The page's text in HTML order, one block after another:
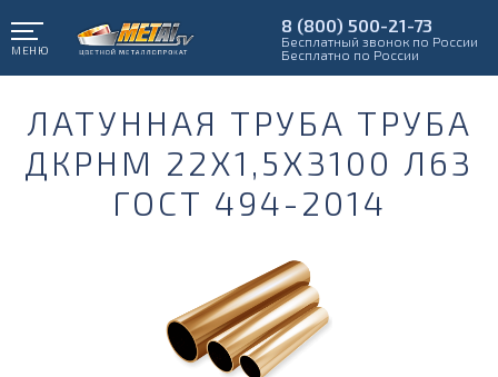
МЕНЮ
8 (800) 500-21-73
Бесплатный звонок по России
Бесплатно по России
ЛАТУННАЯ ТРУБА ТРУБА
ДКРНМ 22Х1,5Х3100 Л63
ГОСТ 494-2014